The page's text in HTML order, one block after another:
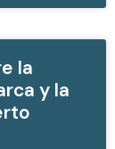
la
y la